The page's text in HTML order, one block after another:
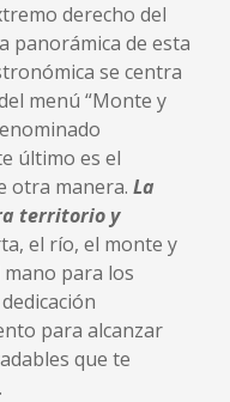
derecho del
panorámica de esta
se centra
menú “Monte y
último es el
otra manera. La
territorio y
el río, el monte y
para los
para alcanzar
que te